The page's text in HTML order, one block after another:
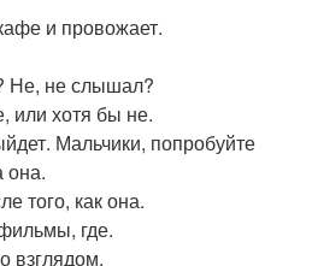
и провожает.
Не, не слышал?
или хотя бы не.
Мальчики, попробуйте
она.
того, как она.
где.
взглядом.